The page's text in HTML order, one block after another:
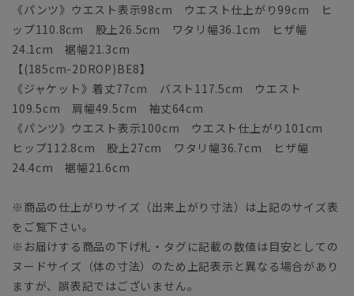
《パンツ》ウエスト表示98cm ウエスト仕上がり99cm ヒ
ップ110.8cm 股上26.5cm ワタリ幅36.1cm ヒザ幅
24.1cm 裾幅21.3cm
【(185cm-2DROP)BE8】
《ジャケット》着丈77cm バスト117.5cm ウエスト
109.5cm 肩幅49.5cm 袖丈64cm
《パンツ》ウエスト表示100cm ウエスト仕上がり101cm
ヒップ112.8cm 股上27cm ワタリ幅36.7cm ヒザ幅
24.4cm 裾幅21.6cm
※商品の仕上がりサイズ（出来上がり寸法）は上記のサイズ表
をご覧下さい。
※お届けする商品の下げ札・タグに記載の数値は目安としての
ヌードサイズ（体の寸法）のため上記表示と異なる場合があり
ますが、誤表記ではございません。